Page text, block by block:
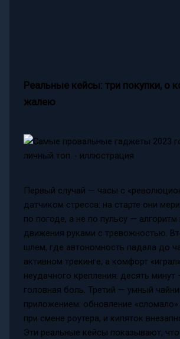
Реальные кейсы: три покупки, о
жалею
Первый случай — часы с
датчиком стресса: на старте они
по погоде, а не по пульсу — алгоритм
движения руками с тревожностью.
шлем, где автономность падала до
активном трекинге, а комфорт
неудачного крепления: десять
головная боль. Третий — умный
приложением: обновление «сломало»
при смене роутера, и кипяток
Эти реальные кейсы показывают,